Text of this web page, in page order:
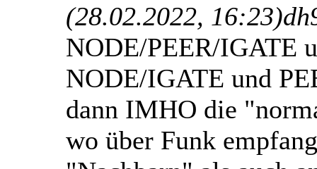
(28.02.2022, 16:23)
NODE/PEER/IGATE
NODE/IGATE und
dann IMHO die
wo über Funk